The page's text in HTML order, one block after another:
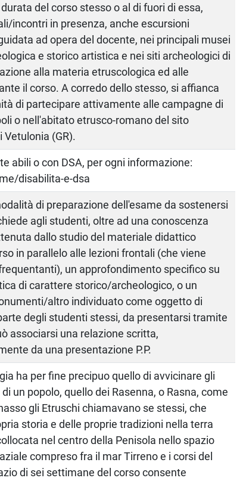
del corso stesso o al di fuori di essa,
incontri in presenza, anche escursioni
ad opera del docente, nei principali musei
e storico artistica e nei siti archeologici di
alla materia etruscologica ed alle
il corso. A corredo dello stesso, si affianca
di partecipare attivamente alle campagne di
o nell'abitato etrusco-romano del sito
(GR).
abili o con DSA, per ogni informazione:
disabilita-e-dsa
di preparazione dell'esame da sostenersi
agli studenti, oltre ad una conoscenza
dallo studio del materiale didattico
in parallelo alle lezioni frontali (che viene
un approfondimento specifico su
di carattere storico/archeologico, o un
altro individuato come oggetto di
degli studenti stessi, da presentarsi tramite
associarsi una relazione scritta,
da una presentazione P.P.
ha per fine precipuo quello di avvicinare gli
un popolo, quello dei Rasenna, o Rasna, come
gli Etruschi chiamavano se stessi, che
storia e delle proprie tradizioni nella terra
nel centro della Penisola nello spazio
compreso fra il mar Tirreno e i corsi del
di sei settimane del corso consente